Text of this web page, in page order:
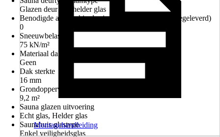
Glazen deur van helder glas
Benodigde aantal shingles in m2 (niet standaard meegeleverd)
0
Sneeuwbelasting
75 kN/m²
Materiaal dakbedekking
Geen
Dak sterkte
16 mm
Grondoppervlak sauna
9,2 m²
Sauna glazen uitvoering
Echt glas, Helder glas
Saunahuis glastype
Enkel veiligheidsglas
Montagehandleiding